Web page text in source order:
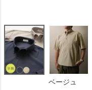
ベージュ